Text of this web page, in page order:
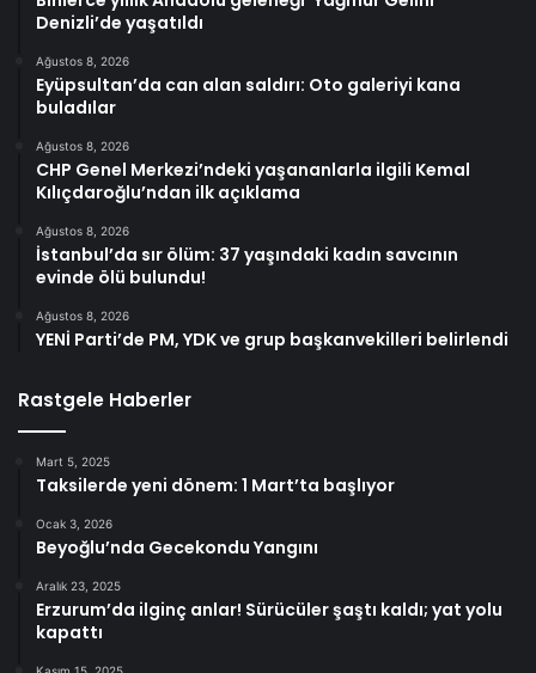
Denizli’de yaşatıldı
Ağustos 8, 2026
Eyüpsultan’da can alan saldırı: Oto galeriyi kana
buladılar
Ağustos 8, 2026
CHP Genel Merkezi’ndeki yaşananlarla ilgili Kemal
Kılıçdaroğlu’ndan ilk açıklama
Ağustos 8, 2026
İstanbul’da sır ölüm: 37 yaşındaki kadın savcının
evinde ölü bulundu!
Ağustos 8, 2026
YENİ Parti’de PM, YDK ve grup başkanvekilleri belirlendi
Rastgele Haberler
Mart 5, 2025
Taksilerde yeni dönem: 1 Mart’ta başlıyor
Ocak 3, 2026
Beyoğlu’nda Gecekondu Yangını
Aralık 23, 2025
Erzurum’da ilginç anlar! Sürücüler şaştı kaldı; yat yolu
kapattı